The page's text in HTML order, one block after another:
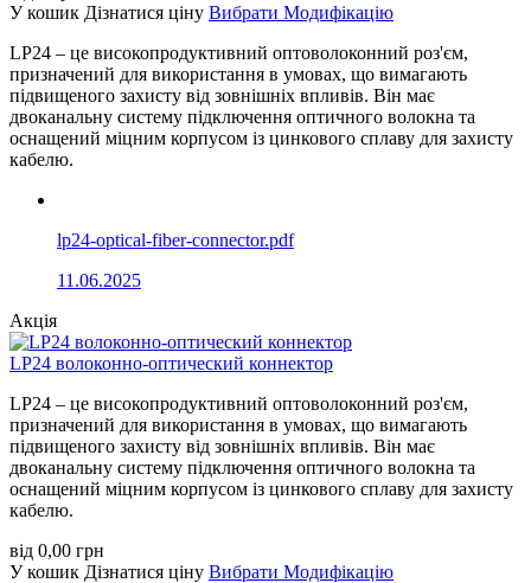
У кошик Дізнатися ціну Вибрати Модифікацію
LP24 – це високопродуктивний оптоволоконний роз'єм,
призначений для використання в умовах, що вимагають
підвищеного захисту від зовнішніх впливів. Він має
двоканальну систему підключення оптичного волокна та
оснащений міцним корпусом із цинкового сплаву для захисту
кабелю.
lp24-optical-fiber-connector.pdf
11.06.2025
Акція
LP24 волоконно-оптический коннектор
LP24 – це високопродуктивний оптоволоконний роз'єм,
призначений для використання в умовах, що вимагають
підвищеного захисту від зовнішніх впливів. Він має
двоканальну систему підключення оптичного волокна та
оснащений міцним корпусом із цинкового сплаву для захисту
кабелю.
від 0,00 грн
У кошик Дізнатися ціну Вибрати Модифікацію